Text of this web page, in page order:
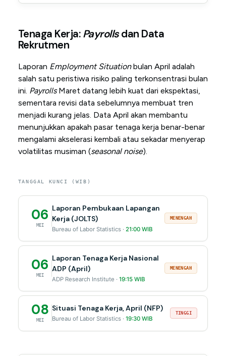
Tenaga Kerja:Payrollsdan Data
Rekrutmen
Laporan Employment Situationbulan April adalah
salah satu peristiwa risiko paling terkonsentrasi bulan
ini. PayrollsMaret datang lebih kuat dari ekspektasi,
sementara revisi data sebelumnya membuat tren
menjadi kurang jelas. Data April akan membantu
menunjukkan apakah pasar tenaga kerja benar-benar
mengalami akselerasi kembali atau sekadar menyerap
volatilitas musiman (seasonal noise).
TANGGAL KUNCI (WIB)
06
MEI
Laporan Pembukaan Lapangan
Kerja (JOLTS)
Bureau of Labor Statistics · 21:00 WIB
MENENGAH
06
MEI
Laporan Tenaga Kerja Nasional
ADP (April)
ADP Research Institute · 19:15 WIB
MENENGAH
08
MEI
Situasi Tenaga Kerja, April (NFP)
Bureau of Labor Statistics · 19:30 WIB
TINGGI